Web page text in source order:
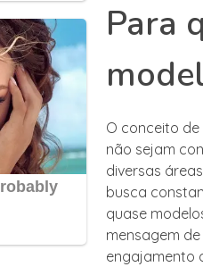
Para
O conceito
não sejam
diversas
busca
quase
mensagem
engajamento